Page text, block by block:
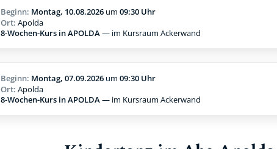
Beginn: Montag, 10.08.2026 um 09:30 Uhr
Ort: Apolda
8-Wochen-Kurs in APOLDA — im Kursraum Ackerwand
Beginn: Montag, 07.09.2026 um 09:30 Uhr
Ort: Apolda
8-Wochen-Kurs in APOLDA — im Kursraum Ackerwand